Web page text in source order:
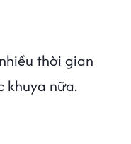
thời gian
khuya nữa.